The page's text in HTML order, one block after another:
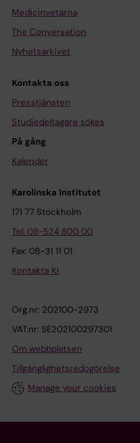
Medicinvetarna
The Conversation
Nyhetsarkivet
Kontakta oss
Presstjänsten
Studiedeltagare sökes
På gång
Kalender
Karolinska Institutet
171 77 Stockholm
Tel: 08-524 800 00
Fax: 08-31 11 01
Kontakta KI
Org.nr: 202100-2973
VAT.nr: SE202100297301
Om webbplatsen
Tillgänglighetsredogörelse
Manage your cookies